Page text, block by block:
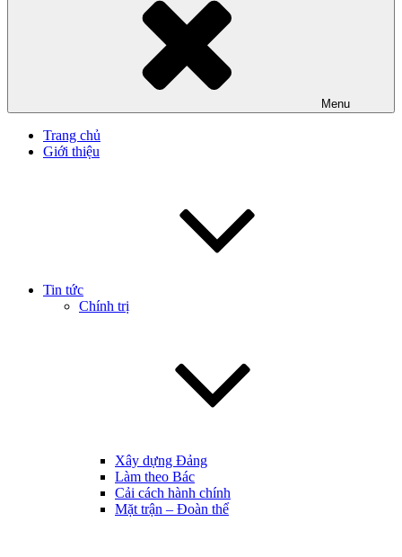
Menu
Trang chủ
Giới thiệu
Tin tức
Chính trị
Xây dựng Đảng
Làm theo Bác
Cải cách hành chính
Mặt trận – Đoàn thể